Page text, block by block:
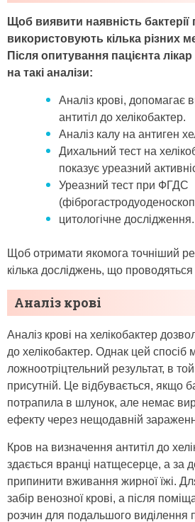
Щоб виявити наявність бактерії
використовують кілька різних
Після опитування пацієнта
на такі аналізи:
Аналіз крові, допомагає
антитіл до хелікобактер.
Аналіз калу на антиген
Дихальний тест на
показує уреазний
Уреазний тест при ФГДС
цитологічне дослідження.
Щоб отримати якомога точніший
кілька досліджень, що проводяться
Аналіз крові
Аналіз крові на хелікобактер
до хелікобактер. Однак цей спосіб
ложноотріцтельний результат, в
присутній. Це відбувається, якщо
потрапила в шлунок, але немає
ефекту через нещодавній
Кров на визначення антитіл до
здається вранці натщесерце, а за
припинити вживання жирної їжі.
забір венозної крові, а після
розчин для подальшого виділення